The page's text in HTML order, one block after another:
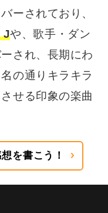
ーされており、
Jや、歌手・ダン
され、長期にわ
の通りキラキラ
せる印象の楽曲
を書こう！